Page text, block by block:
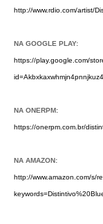
http://www.rdio.com/artist/
NA GOOGLE PLAY:
https://play.google.com/
NA ONERPM:
https://onerpm.com.br/
NA AMAZON:
http://www.amazon.com/s/